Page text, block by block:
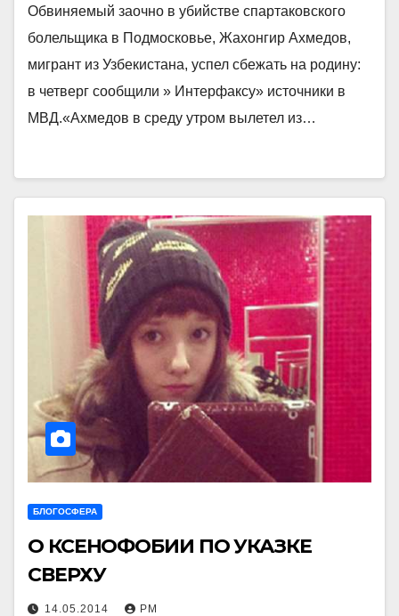
Обвиняемый заочно в убийстве спартаковского
болельщика в Подмосковье, Жахонгир Ахмедов,
мигрант из Узбекистана, успел сбежать на родину:
в четверг сообщили » Интерфаксу» источники в
МВД.«Ахмедов в среду утром вылетел из…
БЛОГОСФЕРА
О КСЕНОФОБИИ ПО УКАЗКЕ
СВЕРХУ
14.05.2014 РМ